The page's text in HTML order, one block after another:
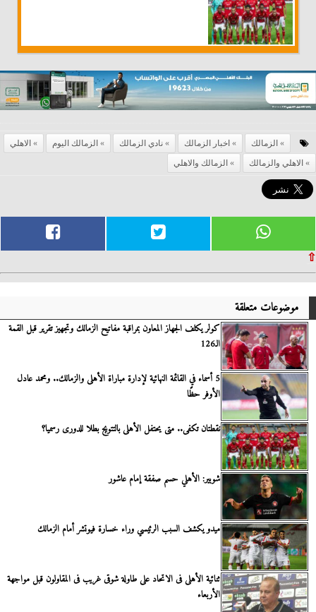
الزمالك اخبار الزمالك نادي الزمالك الزمالك اليوم
الاهلي
الاهلي والزمالك
الزمالك والاهلي
⇧
موضوعات متعلقة
كولر يكلف الجهاز المعاون بمراقبة مفاتيح الزمالك وتجهيز تقرير قبل القمة
الـ126
5 أسماء في القائمة النهائية لإدارة مباراة الأهلى والزمالك.. ومحمد عادل
الأوفر حظًا
نقطتان تكفى.. متى يحتفل الأهلى بالتتويج بطلا للدورى رسميا؟
شوبير: الأهلي حسم صفقة إمام عاشور
ميدو يكشف السبب الرئيسي وراء خسارة فيوتشر أمام الزمالك
ثنائية الأهلى فى الاتحاد على طاولة شوقى غريب فى المقاولون قبل مواجهة
الأربعاء